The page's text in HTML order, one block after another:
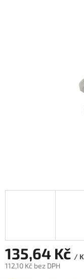
135,64 Kč /
112,10 Kč bez DPH